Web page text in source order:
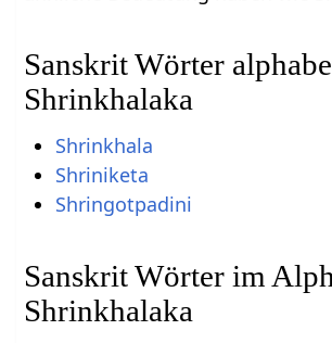
Sanskrit Wörter
Shrinkhalaka
Shrinkhala
Shriniketa
Shringotpadini
Sanskrit Wörter im
Shrinkhalaka